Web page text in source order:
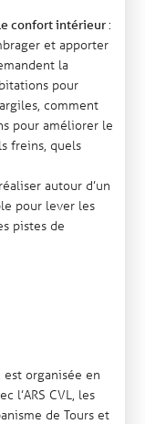
confort intérieur:
et apporter
la
pour
comment
pour améliorer le
freins, quels
autour d’un
pour lever les
pistes de
organisée en
l’ARS CVL, les
de Tours et